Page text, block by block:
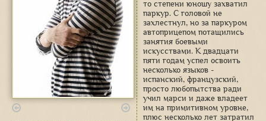
то степени юношу захватил
паркур. С головой не
захлестнул, но за паркуром
автоприцепом потащились
занятия боевыми
искусствами. К двадцати
пяти годам успел освоить
несколько языков -
испанский, французский,
просто любопытства ради
учил марси и даже владеет
им на примитивном уровне,
плюс несколько лет затратил